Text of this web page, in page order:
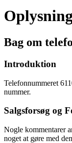
Bag om
Introduktion
Telefonnummeret
nummer.
Salgsforsøg og
Nogle kommentarer
noget at gøre med